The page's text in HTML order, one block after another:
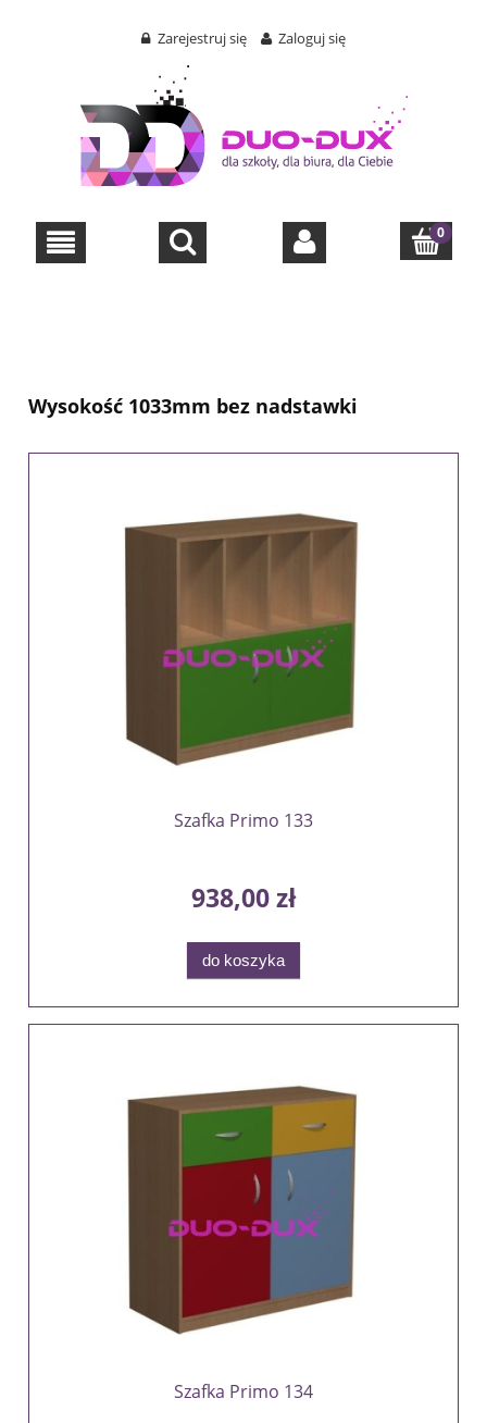
Zarejestruj się Zaloguj się
Wysokość 1033mm bez nadstawki
Szafka Primo 133
938,00 zł
do koszyka
Szafka Primo 134